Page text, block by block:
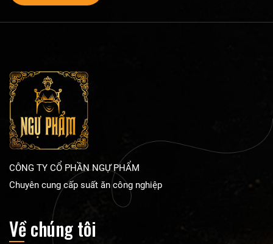
CÔNG TY CỔ PHẦN NGỰ PHẨM
Chuyên cung cấp suất ăn công nghiệp
Về chúng tôi